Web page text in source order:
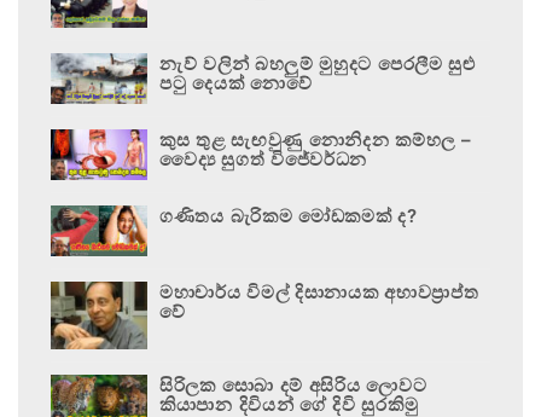
නැව් වලින් බහලුම් මුහුදට පෙරලීම සුළු
පටු දෙයක් නොවේ
කුස තුළ සැඟවුණු නොනිදන කම්හල –
වෛද්‍ය සුගත් විජේවර්ධන
ගණිතය බැරිකම මෝඩකමක් ද?
මහාචාර්ය විමල් දිසානායක අභාවප්‍රාප්ත
වේ
සිරිලක සොබා දම් අසිරිය ලොවට
කියාපාන දිවියන් ගේ දිවි සුරකිමු